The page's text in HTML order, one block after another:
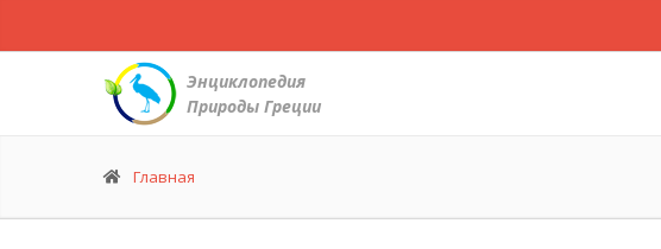
Энциклопедия
Природы Греции
Главная